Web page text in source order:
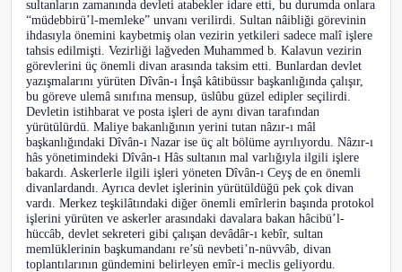
sultanların zamanında devleti atabekler idare etti, bu durumda onlara
“müdebbirü’l-memleke” unvanı verilirdi. Sultan nâibliği görevinin
ihdasıyla önemini kaybetmiş olan vezirin yetkileri sadece malî işlere
tahsis edilmişti. Vezirliği lağveden Muhammed b. Kalavun vezirin
görevlerini üç önemli divan arasında taksim etti. Bunlardan devlet
yazışmalarını yürüten Dîvân-ı İnşâ kâtibüssır başkanlığında çalışır,
bu göreve ulemâ sınıfına mensup, üslûbu güzel edipler seçilirdi.
Devletin istihbarat ve posta işleri de aynı divan tarafından
yürütülürdü. Maliye bakanlığının yerini tutan nâzır-ı mâl
başkanlığındaki Dîvân-ı Nazar ise üç alt bölüme ayrılıyordu. Nâzır-ı
hâs yönetimindeki Dîvân-ı Hâs sultanın mal varlığıyla ilgili işlere
bakardı. Askerlerle ilgili işleri yöneten Dîvân-ı Ceyş de en önemli
divanlardandı. Ayrıca devlet işlerinin yürütüldüğü pek çok divan
vardı. Merkez teşkilâtındaki diğer önemli emîrlerin başında protokol
işlerini yürüten ve askerler arasındaki davalara bakan hâcibü’l-
hüccâb, devlet sekreteri gibi çalışan devâdâr-ı kebîr, sultan
memlüklerinin başkumandanı re’sü nevbeti’n-nüvvâb, divan
toplantılarının gündemini belirleyen emîr-i meclis geliyordu.